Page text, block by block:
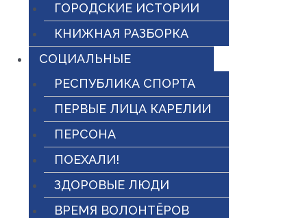
ГОРОДСКИЕ ИСТОРИИ
КНИЖНАЯ РАЗБОРКА
СОЦИАЛЬНЫЕ
РЕСПУБЛИКА СПОРТА
ПЕРВЫЕ ЛИЦА КАРЕЛИИ
ПЕРСОНА
ПОЕХАЛИ!
ЗДОРОВЫЕ ЛЮДИ
ВРЕМЯ ВОЛОНТЁРОВ